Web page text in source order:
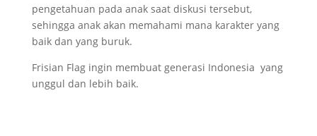
pengetahuan pada anak saat diskusi tersebut,
sehingga anak akan memahami mana karakter yang
baik dan yang buruk.
Frisian Flag ingin membuat generasi Indonesia yang
unggul dan lebih baik.